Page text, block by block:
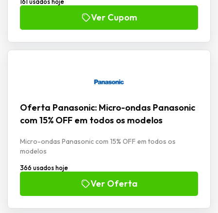
Ver Cupom
Oferta Panasonic: Micro-ondas Panasonic
com 15% OFF em todos os modelos
Micro-ondas Panasonic com 15% OFF em todos os
modelos
366 usados hoje
Ver Oferta